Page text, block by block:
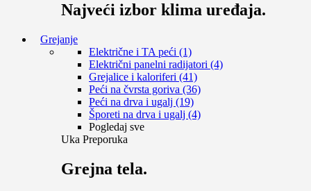
Najveći izbor klima uređaja.
Grejanje
Električne i TA peći (1)
Električni panelni radijatori (4)
Grejalice i kaloriferi (41)
Peći na čvrsta goriva (36)
Peći na drva i ugalj (19)
Šporeti na drva i ugalj (4)
Pogledaj sve
Uka Preporuka
Grejna tela.